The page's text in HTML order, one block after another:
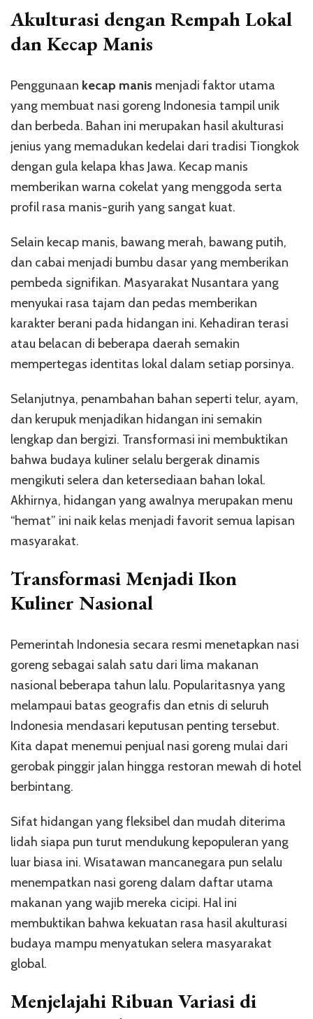
Akulturasi dengan Rempah Lokal
dan Kecap Manis
Penggunaan kecap manis menjadi faktor utama
yang membuat nasi goreng Indonesia tampil unik
dan berbeda. Bahan ini merupakan hasil akulturasi
jenius yang memadukan kedelai dari tradisi Tiongkok
dengan gula kelapa khas Jawa. Kecap manis
memberikan warna cokelat yang menggoda serta
profil rasa manis-gurih yang sangat kuat.
Selain kecap manis, bawang merah, bawang putih,
dan cabai menjadi bumbu dasar yang memberikan
pembeda signifikan. Masyarakat Nusantara yang
menyukai rasa tajam dan pedas memberikan
karakter berani pada hidangan ini. Kehadiran terasi
atau belacan di beberapa daerah semakin
mempertegas identitas lokal dalam setiap porsinya.
Selanjutnya, penambahan bahan seperti telur, ayam,
dan kerupuk menjadikan hidangan ini semakin
lengkap dan bergizi. Transformasi ini membuktikan
bahwa budaya kuliner selalu bergerak dinamis
mengikuti selera dan ketersediaan bahan lokal.
Akhirnya, hidangan yang awalnya merupakan menu
“hemat” ini naik kelas menjadi favorit semua lapisan
masyarakat.
Transformasi Menjadi Ikon
Kuliner Nasional
Pemerintah Indonesia secara resmi menetapkan nasi
goreng sebagai salah satu dari lima makanan
nasional beberapa tahun lalu. Popularitasnya yang
melampaui batas geografis dan etnis di seluruh
Indonesia mendasari keputusan penting tersebut.
Kita dapat menemui penjual nasi goreng mulai dari
gerobak pinggir jalan hingga restoran mewah di hotel
berbintang.
Sifat hidangan yang fleksibel dan mudah diterima
lidah siapa pun turut mendukung kepopuleran yang
luar biasa ini. Wisatawan mancanegara pun selalu
menempatkan nasi goreng dalam daftar utama
makanan yang wajib mereka cicipi. Hal ini
membuktikan bahwa kekuatan rasa hasil akulturasi
budaya mampu menyatukan selera masyarakat
global.
Menjelajahi Ribuan Variasi di